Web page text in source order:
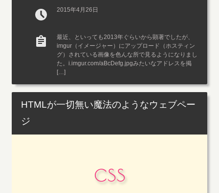
2015年4月26日
最近、といっても2013年ぐらいから顕著でしたが、
imgur（イメージャー）にアップロード（ホスティン
グ）されている画像を色んな所で見るようになりまし
た。i.imgur.com/aBcDefg.jpgみたいなアドレスを掲
[…]
HTMLが一切無い魔法のようなウェブペー
ジ
css